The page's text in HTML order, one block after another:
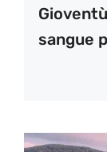
sangue